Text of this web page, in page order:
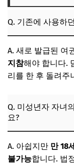
Q. 기존에 사용하
A. 새로 발급된 여
지참해야 합니다.
리를 한 후 돌려주
Q. 미성년자 자녀
요?
A. 아쉽지만 만 18
불가능합니다. 법